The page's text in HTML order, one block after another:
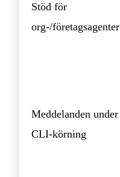
Stöd för
org-/företagsagenter
Meddelanden under
CLI-körning